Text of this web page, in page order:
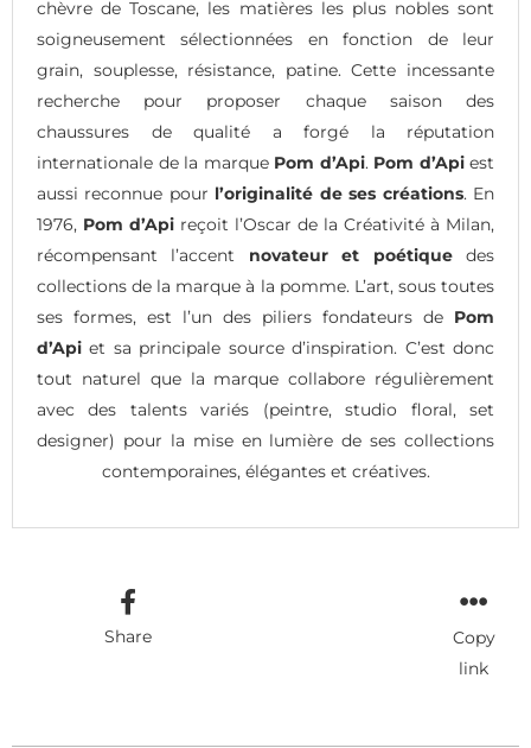
chèvre de Toscane, les matières les plus nobles sont
soigneusement sélectionnées en fonction de leur
grain, souplesse, résistance, patine. Cette incessante
recherche pour proposer chaque saison des
chaussures de qualité a forgé la réputation
internationale de la marque Pom d’Api. Pom d’Apiest
aussi reconnue pour l’originalité de ses créations. En
1976, Pom d’Api reçoit l’Oscar de la Créativité à Milan,
récompensant l’accent novateur et poétiquedes
collections de la marque à la pomme. L’art, sous toutes
ses formes, est l’un des piliers fondateurs de Pom
d’Api et sa principale source d’inspiration. C’est donc
tout naturel que la marque collabore régulièrement
avec des talents variés (peintre, studio floral, set
designer) pour la mise en lumière de ses collections
contemporaines, élégantes et créatives.
Share
Copy
link